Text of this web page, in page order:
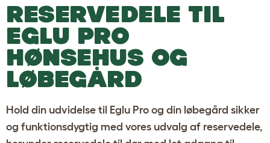
RESERVEDELE TIL
EGLU PRO
HØNSEHUS OG
LØBEGÅRD
Hold din udvidelse til Eglu Pro og din løbegård sikker
og funktionsdygtig med vores udvalg af reservedele,